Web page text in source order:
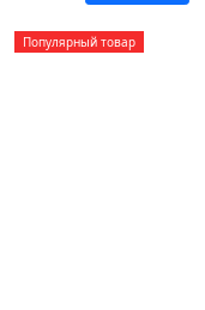
Популярный товар